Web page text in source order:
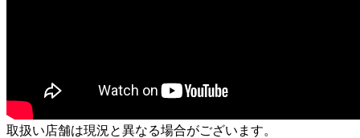
取扱い店舗は現況と異なる場合がございます。